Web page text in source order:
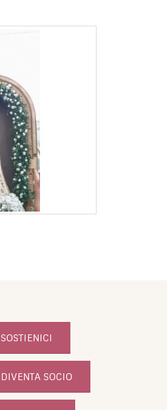
SOSTIENICI
DIVENTA SOCIO